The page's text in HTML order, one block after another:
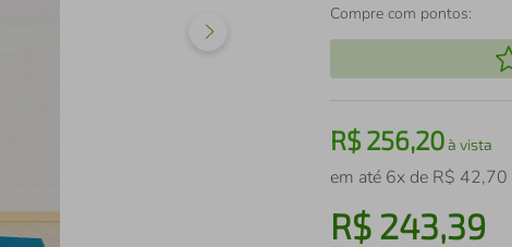
Compre com pontos:
R$256,20à vista
em até 6x de R$ 42,70
R$ 243,39